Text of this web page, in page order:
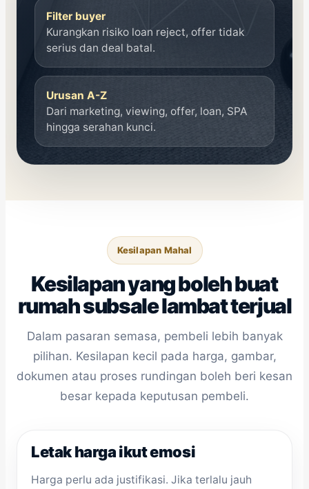
Filter buyer
Kurangkan risiko loan reject, offer tidak
serius dan deal batal.
Urusan A-Z
Dari marketing, viewing, offer, loan, SPA
hingga serahan kunci.
Kesilapan Mahal
Kesilapan yang boleh buat
rumah subsale lambat terjual
Dalam pasaran semasa, pembeli lebih banyak
pilihan. Kesilapan kecil pada harga, gambar,
dokumen atau proses rundingan boleh beri kesan
besar kepada keputusan pembeli.
Letak harga ikut emosi
Harga perlu ada justifikasi. Jika terlalu jauh